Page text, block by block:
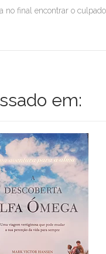
final encontrar o
em: